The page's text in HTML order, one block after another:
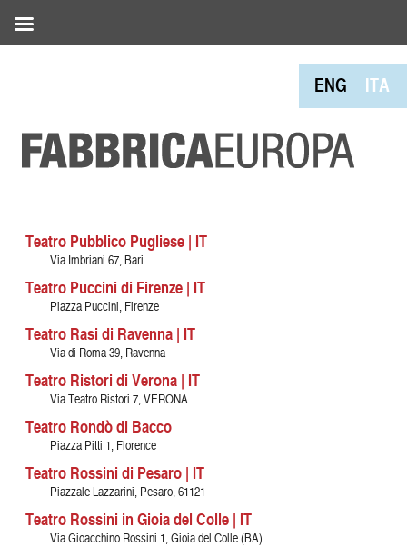
ENG ITA
Teatro Pubblico Pugliese | IT
Via Imbriani 67, Bari
Teatro Puccini di Firenze | IT
Piazza Puccini, Firenze
Teatro Rasi di Ravenna | IT
Via di Roma 39, Ravenna
Teatro Ristori di Verona | IT
Via Teatro Ristori 7, VERONA
Teatro Rondò di Bacco
Piazza Pitti 1, Florence
Teatro Rossini di Pesaro | IT
Piazzale Lazzarini, Pesaro, 61121
Teatro Rossini in Gioia del Colle | IT
Via Gioacchino Rossini 1, Gioia del Colle (BA)